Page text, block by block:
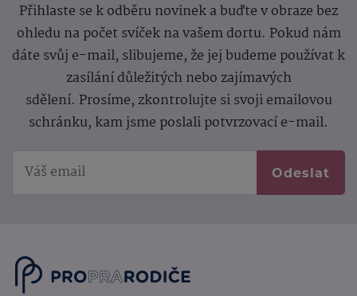
Přihlaste se k odběru novinek a buďte v obraze bez
ohledu na počet svíček na vašem dortu. Pokud nám
dáte svůj e-mail, slibujeme, že jej budeme používat k
zasílání důležitých nebo zajímavých
sdělení. Prosíme, zkontrolujte si svoji emailovou
schránku, kam jsme poslali potvrzovací e-mail.
Odeslat